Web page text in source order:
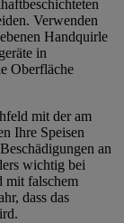
Verwenden
Handquirle
in
Oberfläche
mit der am
Ihre Speisen
an
wichtig bei
mit falschem
dass das